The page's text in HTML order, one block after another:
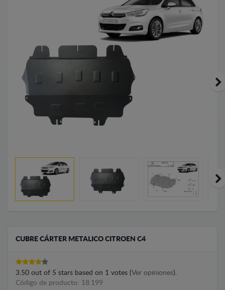
CUBRE CÁRTER METALICO CITROEN C4
3.50 out of 5 stars based on 1 votes (Ver opiniones).
Código de producto: 18.199